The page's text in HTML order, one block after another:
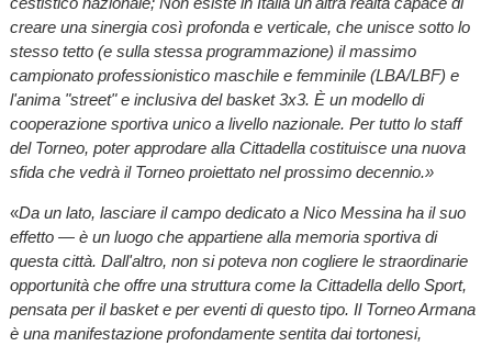
creare una sinergia così profonda e verticale, che unisce sotto lo
stesso tetto (e sulla stessa programmazione) il massimo
campionato professionistico maschile e femminile (LBA/LBF) e
l'anima "street" e inclusiva del basket 3x3. È un modello di
cooperazione sportiva unico a livello nazionale. Per tutto lo staff
del Torneo, poter approdare alla Cittadella costituisce una nuova
sfida che vedrà il Torneo proiettato nel prossimo decennio.»
«Da un lato, lasciare il campo dedicato a Nico Messina ha il suo
effetto — è un luogo che appartiene alla memoria sportiva di
questa città. Dall'altro, non si poteva non cogliere le straordinarie
opportunità che offre una struttura come la Cittadella dello Sport,
pensata per il basket e per eventi di questo tipo. Il Torneo Armana
è una manifestazione profondamente sentita dai tortonesi,